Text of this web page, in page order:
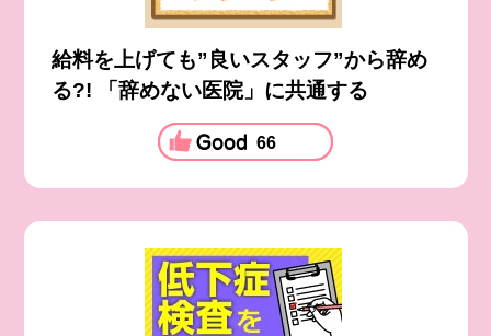
給料を上げても”良いスタッフ”から辞め
る?! 「辞めない医院」に共通する
66